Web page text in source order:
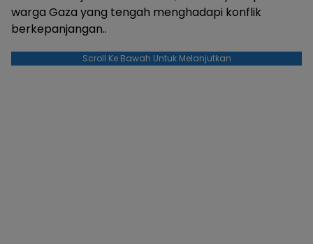
warga Gaza yang tengah menghadapi konflik
berkepanjangan..
Scroll Ke Bawah Untuk Melanjutkan